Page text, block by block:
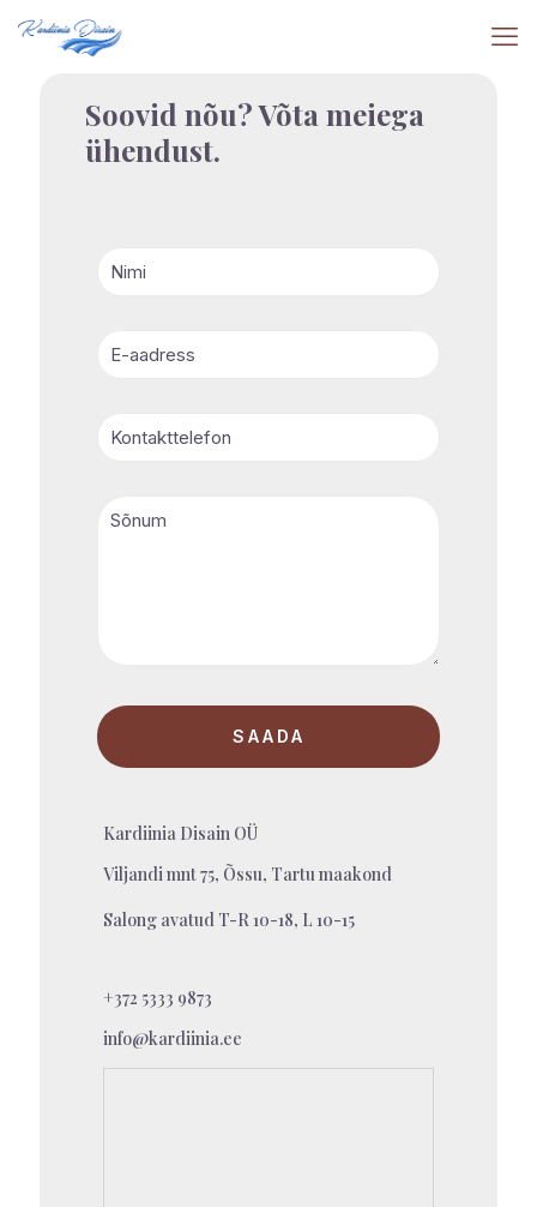
Soovid nõu? Võta meiega
ühendust.
Kardiinia Disain OÜ
Viljandi mnt 75, Õssu, Tartu maakond
Salong avatud T-R 10-18, L 10-15
+372 5333 9873
info@kardiinia.ee